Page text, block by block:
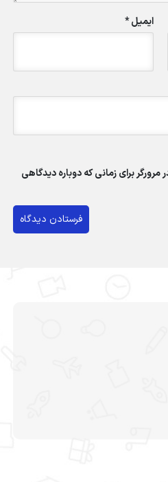
ایمیل*
برای زمانی که دوباره دیدگاهی